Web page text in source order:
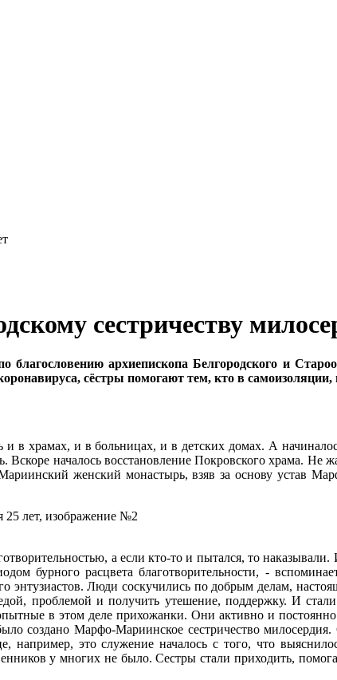
сестричеству
архиепископа Белгородского и
сёстры помогают тем, кто в самоизоляции,
храмах, и в больницах, и в детских домах. А
началось восстановление Покровского храма. Не
женский монастырь, взяв за основу устав
а если кто-то и пытался, то
бурного расцвета благотворительности, -
энтузиастов. Люди соскучились по добрым делам,
проблемой и получить утешение, поддержку. И
в этом деле прихожанки. Они активно и
создано Марфо-Мариинское сестричество
например, это служение началось с того, что
у многих не было. Сестры стали приходить,